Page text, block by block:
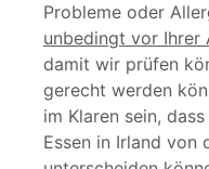
Probleme oder
unbedingt vor Ihrer
damit wir prüfen
gerecht werden
im Klaren sein,
Essen in Irland von